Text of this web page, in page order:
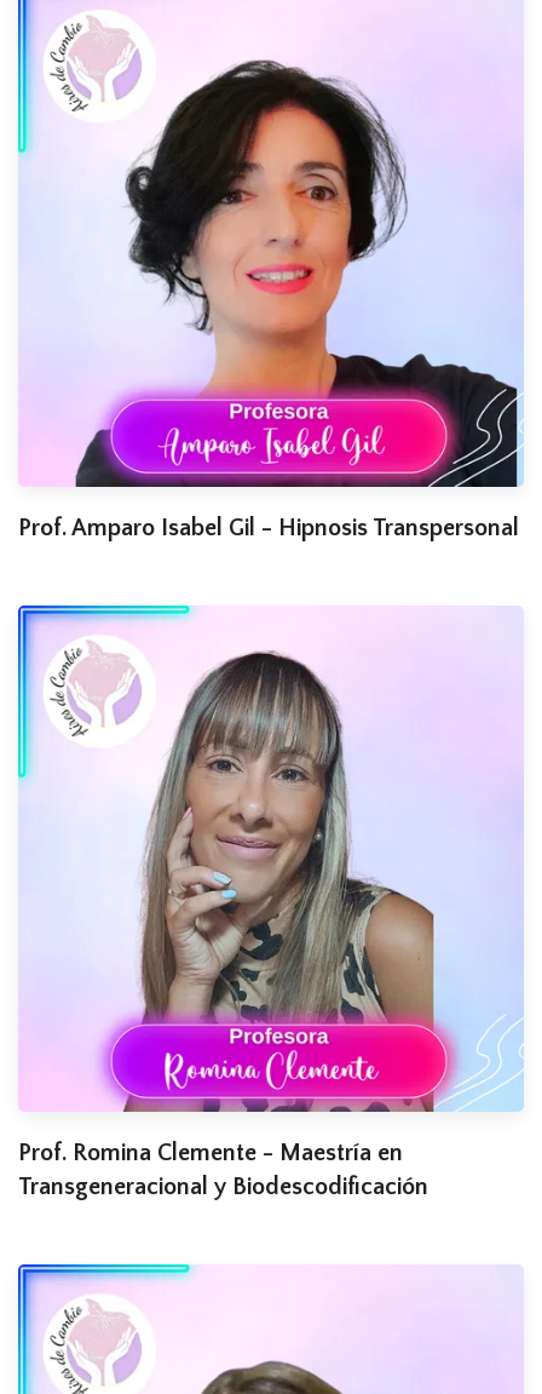
Prof. Amparo Isabel Gil - Hipnosis Transpersonal
Prof. Romina Clemente - Maestría en
Transgeneracional y Biodescodificación